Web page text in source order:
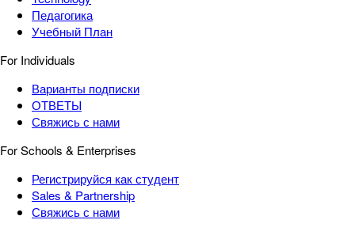
Педагогика
Учебный План
For Individuals
Варианты подписки
ОТВЕТЫ
Свяжись с нами
For Schools & Enterprises
Регистрируйся как студент
Sales & Partnership
Свяжись с нами